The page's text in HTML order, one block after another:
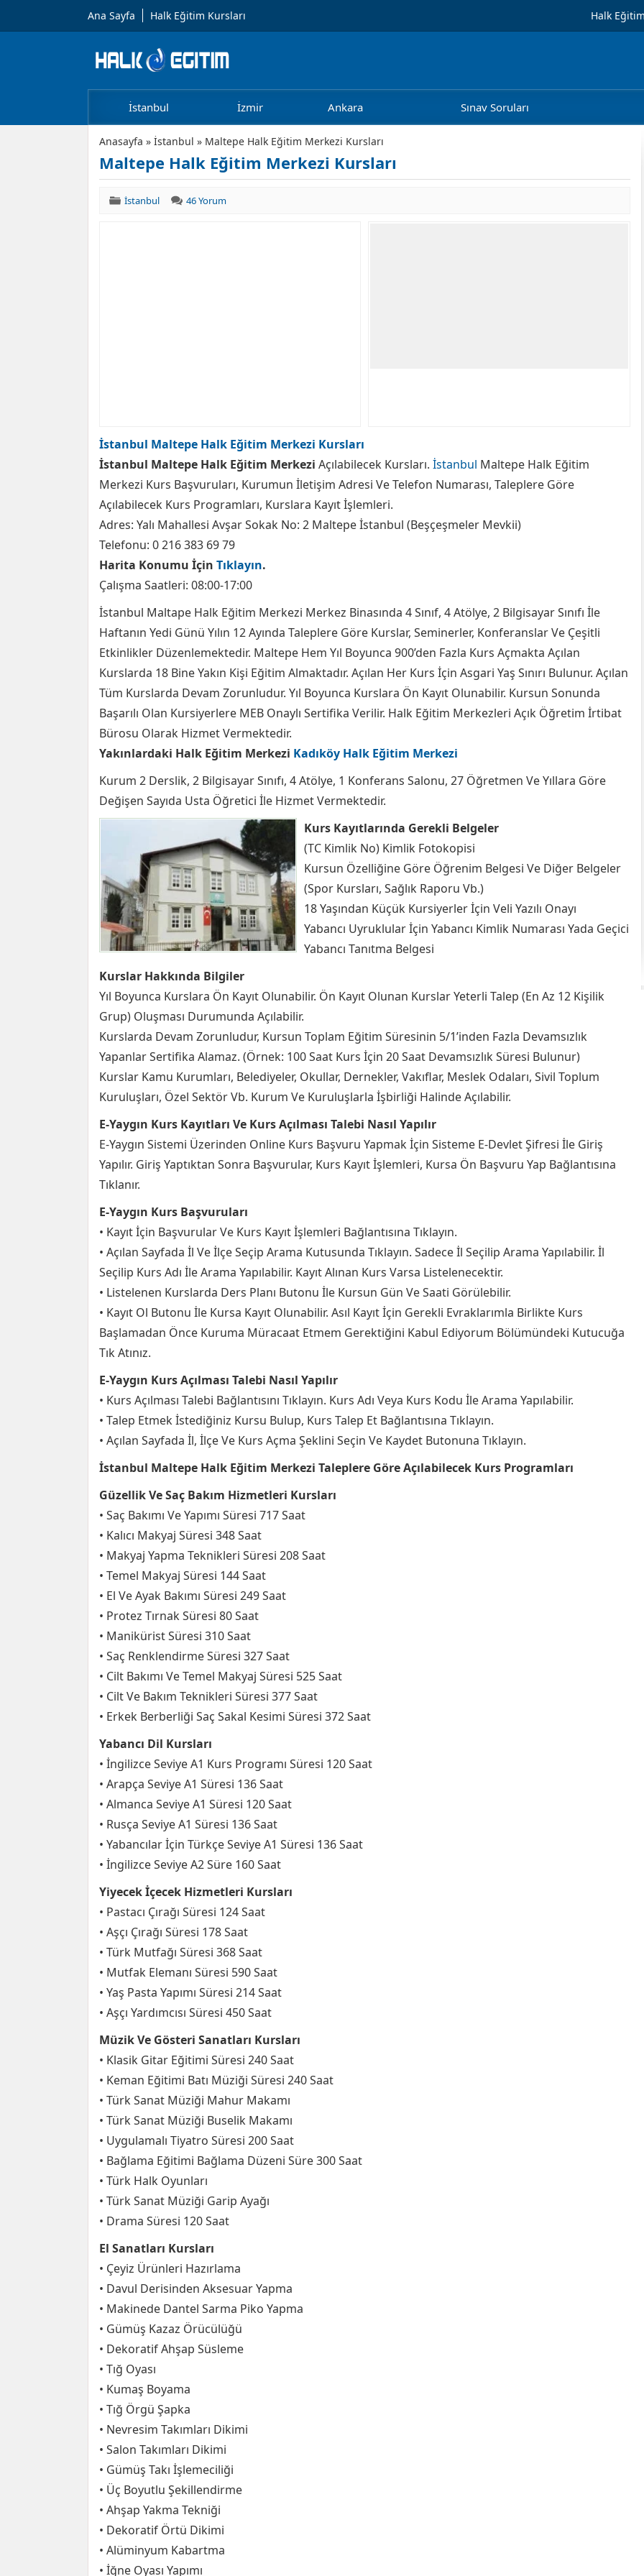
Ana Sayfa Halk Eğitim Kursları Halk
İstanbul İzmir Ankara Sınav Soruları
Anasayfa » İstanbul » Maltepe Halk Eğitim Merkezi Kursları
Maltepe Halk Eğitim Merkezi Kursları
İstanbul 46 Yorum
İstanbul Maltepe Halk Eğitim Merkezi Kursları
İstanbul Maltepe Halk Eğitim Merkezi Açılabilecek Kursları. İstanbul Maltepe Halk Eğitim
Merkezi Kurs Başvuruları, Kurumun İletişim Adresi Ve Telefon Numarası, Taleplere Göre
Açılabilecek Kurs Programları, Kurslara Kayıt İşlemleri.
Adres: Yalı Mahallesi Avşar Sokak No: 2 Maltepe İstanbul (Beşçeşmeler Mevkii)
Telefonu: 0 216 383 69 79
Harita Konumu İçin Tıklayın.
Çalışma Saatleri: 08:00-17:00
İstanbul Maltape Halk Eğitim Merkezi Merkez Binasında 4 Sınıf, 4 Atölye, 2 Bilgisayar Sınıfı İle
Haftanın Yedi Günü Yılın 12 Ayında Taleplere Göre Kurslar, Seminerler, Konferanslar Ve Çeşitli
Etkinlikler Düzenlemektedir. Maltepe Hem Yıl Boyunca 900’den Fazla Kurs Açmakta Açılan
Kurslarda 18 Bine Yakın Kişi Eğitim Almaktadır. Açılan Her Kurs İçin Asgari Yaş Sınırı Bulunur. Açılan
Tüm Kurslarda Devam Zorunludur. Yıl Boyunca Kurslara Ön Kayıt Olunabilir. Kursun Sonunda
Başarılı Olan Kursiyerlere MEB Onaylı Sertifika Verilir. Halk Eğitim Merkezleri Açık Öğretim İrtibat
Bürosu Olarak Hizmet Vermektedir.
Yakınlardaki Halk Eğitim Merkezi Kadıköy Halk Eğitim Merkezi
Kurum 2 Derslik, 2 Bilgisayar Sınıfı, 4 Atölye, 1 Konferans Salonu, 27 Öğretmen Ve Yıllara Göre
Değişen Sayıda Usta Öğretici İle Hizmet Vermektedir.
Kurs Kayıtlarında Gerekli Belgeler
(TC Kimlik No) Kimlik Fotokopisi
Kursun Özelliğine Göre Öğrenim Belgesi Ve Diğer Belgeler
(Spor Kursları, Sağlık Raporu Vb.)
18 Yaşından Küçük Kursiyerler İçin Veli Yazılı Onayı
Yabancı Uyruklular İçin Yabancı Kimlik Numarası Yada Geçici
Yabancı Tanıtma Belgesi
Kurslar Hakkında Bilgiler
Yıl Boyunca Kurslara Ön Kayıt Olunabilir. Ön Kayıt Olunan Kurslar Yeterli Talep (En Az 12 Kişilik
Grup) Oluşması Durumunda Açılabilir.
Kurslarda Devam Zorunludur, Kursun Toplam Eğitim Süresinin 5/1’inden Fazla Devamsızlık
Yapanlar Sertifika Alamaz. (Örnek: 100 Saat Kurs İçin 20 Saat Devamsızlık Süresi Bulunur)
Kurslar Kamu Kurumları, Belediyeler, Okullar, Dernekler, Vakıflar, Meslek Odaları, Sivil Toplum
Kuruluşları, Özel Sektör Vb. Kurum Ve Kuruluşlarla İşbirliği Halinde Açılabilir.
E-Yaygın Kurs Kayıtları Ve Kurs Açılması Talebi Nasıl Yapılır
E-Yaygın Sistemi Üzerinden Online Kurs Başvuru Yapmak İçin Sisteme E-Devlet Şifresi İle Giriş
Yapılır. Giriş Yaptıktan Sonra Başvurular, Kurs Kayıt İşlemleri, Kursa Ön Başvuru Yap Bağlantısına
Tıklanır.
E-Yaygın Kurs Başvuruları
• Kayıt İçin Başvurular Ve Kurs Kayıt İşlemleri Bağlantısına Tıklayın.
• Açılan Sayfada İl Ve İlçe Seçip Arama Kutusunda Tıklayın. Sadece İl Seçilip Arama Yapılabilir. İl
Seçilip Kurs Adı İle Arama Yapılabilir. Kayıt Alınan Kurs Varsa Listelenecektir.
• Listelenen Kurslarda Ders Planı Butonu İle Kursun Gün Ve Saati Görülebilir.
• Kayıt Ol Butonu İle Kursa Kayıt Olunabilir. Asıl Kayıt İçin Gerekli Evraklarımla Birlikte Kurs
Başlamadan Önce Kuruma Müracaat Etmem Gerektiğini Kabul Ediyorum Bölümündeki Kutucuğa
Tık Atınız.
E-Yaygın Kurs Açılması Talebi Nasıl Yapılır
• Kurs Açılması Talebi Bağlantısını Tıklayın. Kurs Adı Veya Kurs Kodu İle Arama Yapılabilir.
• Talep Etmek İstediğiniz Kursu Bulup, Kurs Talep Et Bağlantısına Tıklayın.
• Açılan Sayfada İl, İlçe Ve Kurs Açma Şeklini Seçin Ve Kaydet Butonuna Tıklayın.
İstanbul Maltepe Halk Eğitim Merkezi Taleplere Göre Açılabilecek Kurs Programları
Güzellik Ve Saç Bakım Hizmetleri Kursları
• Saç Bakımı Ve Yapımı Süresi 717 Saat
• Kalıcı Makyaj Süresi 348 Saat
• Makyaj Yapma Teknikleri Süresi 208 Saat
• Temel Makyaj Süresi 144 Saat
• El Ve Ayak Bakımı Süresi 249 Saat
• Protez Tırnak Süresi 80 Saat
• Manikürist Süresi 310 Saat
• Saç Renklendirme Süresi 327 Saat
• Cilt Bakımı Ve Temel Makyaj Süresi 525 Saat
• Cilt Ve Bakım Teknikleri Süresi 377 Saat
• Erkek Berberliği Saç Sakal Kesimi Süresi 372 Saat
Yabancı Dil Kursları
• İngilizce Seviye A1 Kurs Programı Süresi 120 Saat
• Arapça Seviye A1 Süresi 136 Saat
• Almanca Seviye A1 Süresi 120 Saat
• Rusça Seviye A1 Süresi 136 Saat
• Yabancılar İçin Türkçe Seviye A1 Süresi 136 Saat
• İngilizce Seviye A2 Süre 160 Saat
Yiyecek İçecek Hizmetleri Kursları
• Pastacı Çırağı Süresi 124 Saat
• Aşçı Çırağı Süresi 178 Saat
• Türk Mutfağı Süresi 368 Saat
• Mutfak Elemanı Süresi 590 Saat
• Yaş Pasta Yapımı Süresi 214 Saat
• Aşçı Yardımcısı Süresi 450 Saat
Müzik Ve Gösteri Sanatları Kursları
• Klasik Gitar Eğitimi Süresi 240 Saat
• Keman Eğitimi Batı Müziği Süresi 240 Saat
• Türk Sanat Müziği Mahur Makamı
• Türk Sanat Müziği Buselik Makamı
• Uygulamalı Tiyatro Süresi 200 Saat
• Bağlama Eğitimi Bağlama Düzeni Süre 300 Saat
• Türk Halk Oyunları
• Türk Sanat Müziği Garip Ayağı
• Drama Süresi 120 Saat
El Sanatları Kursları
• Çeyiz Ürünleri Hazırlama
• Davul Derisinden Aksesuar Yapma
• Makinede Dantel Sarma Piko Yapma
• Gümüş Kazaz Örücülüğü
• Dekoratif Ahşap Süsleme
• Tığ Oyası
• Kumaş Boyama
• Tığ Örgü Şapka
• Nevresim Takımları Dikimi
• Salon Takımları Dikimi
• Gümüş Takı İşlemeciliği
• Üç Boyutlu Şekillendirme
• Ahşap Yakma Tekniği
• Dekoratif Örtü Dikimi
• Alüminyum Kabartma
• İğne Oyası Yapımı